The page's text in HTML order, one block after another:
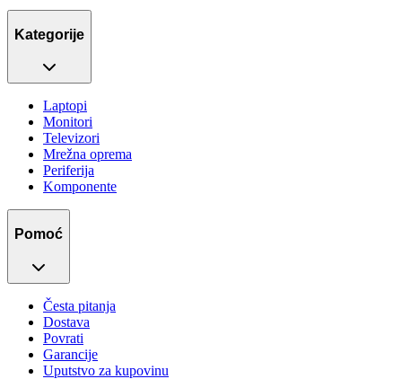
Kategorije
Laptopi
Monitori
Televizori
Mrežna oprema
Periferija
Komponente
Pomoć
Česta pitanja
Dostava
Povrati
Garancije
Uputstvo za kupovinu